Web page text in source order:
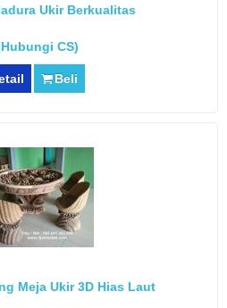
Ukir Berkualitas
CS)
Beli
Meja Ukir 3D Hias Laut